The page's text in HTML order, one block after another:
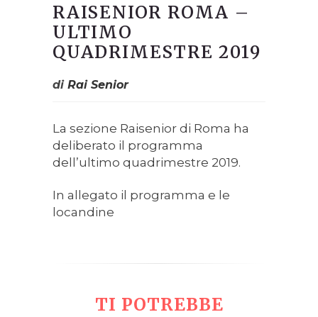
RAISENIOR ROMA –
ULTIMO
QUADRIMESTRE 2019
diRai Senior
La sezione Raisenior di Roma ha
deliberato il programma
dell’ultimo quadrimestre 2019.
In allegato il programma e le
locandine
TI POTREBBE